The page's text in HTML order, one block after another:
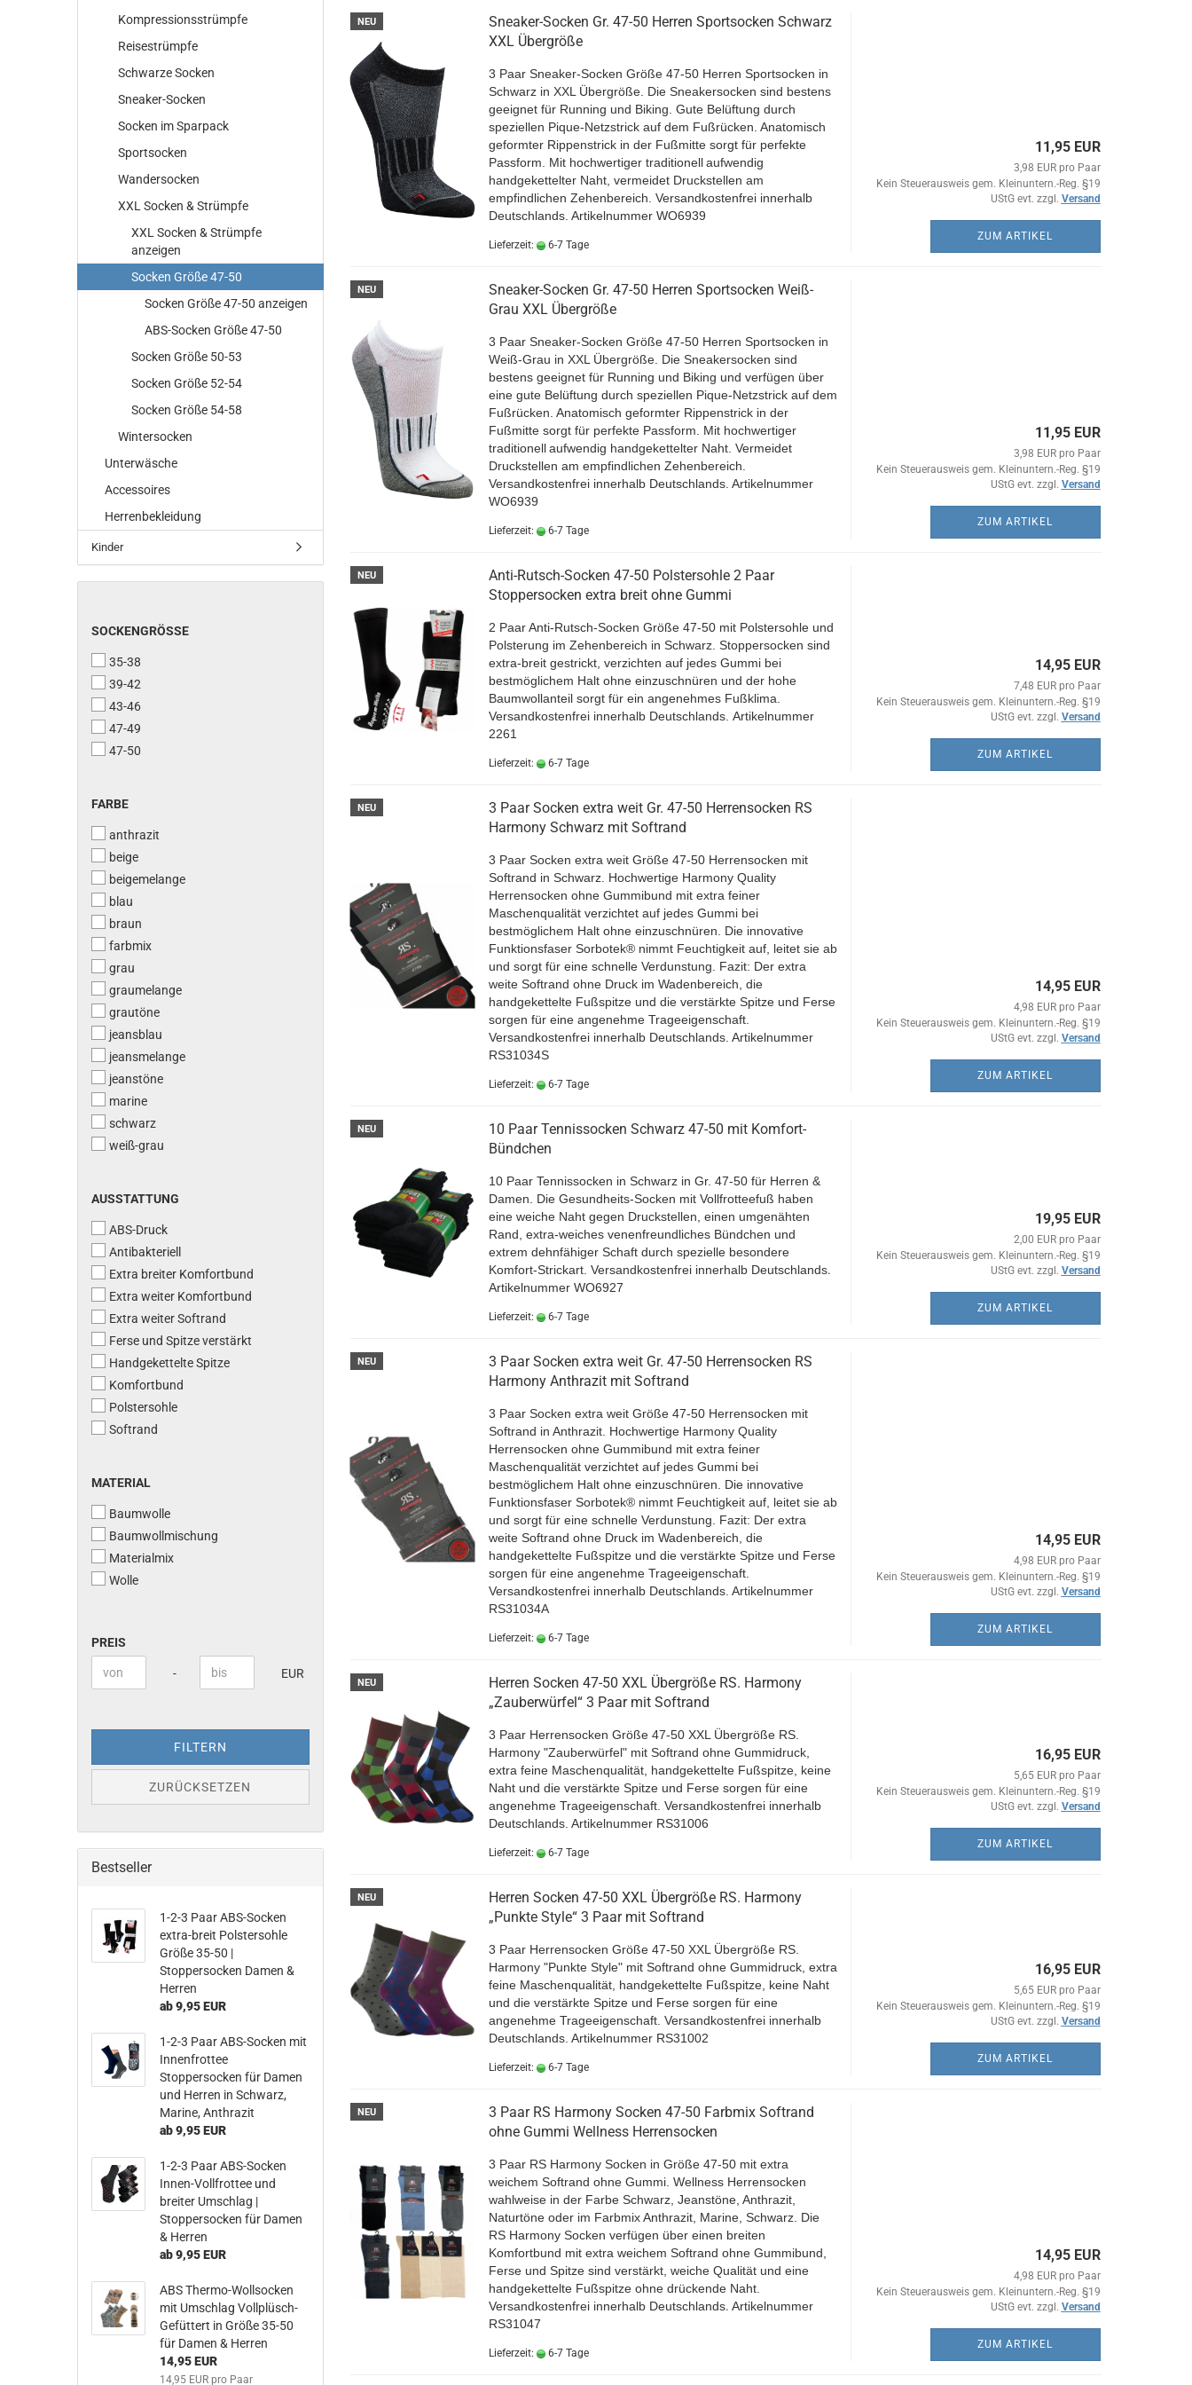
NEU
Sneaker-Socken Gr. 47-50 Herren Sportsocken Schwarz
XXL Übergröße
3 Paar Sneaker-Socken Größe 47-50 Herren Sportsocken in
Schwarz in XXL Übergröße. Die Sneakersocken sind bestens
geeignet für Running und Biking. Gute Belüftung durch
speziellen Pique-Netzstrick auf dem Fußrücken. Anatomisch
geformter Rippenstrick in der Fußmitte sorgt für perfekte
Passform. Mit hochwertiger traditionell aufwendig
handgekettelter Naht, vermeidet Druckstellen am
empfindlichen Zehenbereich. Versandkostenfrei innerhalb
Deutschlands. Artikelnummer WO6939
Lieferzeit: 6-7 Tage
11,95 EUR
3,98 EUR pro Paar
Kein Steuerausweis gem. Kleinuntern.-Reg. §19
UStG evt. zzgl. Versand
ZUM ARTIKEL
NEU
Sneaker-Socken Gr. 47-50 Herren Sportsocken Weiß-
Grau XXL Übergröße
3 Paar Sneaker-Socken Größe 47-50 Herren Sportsocken in
Weiß-Grau in XXL Übergröße. Die Sneakersocken sind
bestens geeignet für Running und Biking und verfügen über
eine gute Belüftung durch speziellen Pique-Netzstrick auf dem
Fußrücken. Anatomisch geformter Rippenstrick in der
Fußmitte sorgt für perfekte Passform. Mit hochwertiger
traditionell aufwendig handgekettelter Naht. Vermeidet
Druckstellen am empfindlichen Zehenbereich.
Versandkostenfrei innerhalb Deutschlands. Artikelnummer
WO6939
Lieferzeit: 6-7 Tage
11,95 EUR
3,98 EUR pro Paar
Kein Steuerausweis gem. Kleinuntern.-Reg. §19
UStG evt. zzgl. Versand
ZUM ARTIKEL
NEU
Anti-Rutsch-Socken 47-50 Polstersohle 2 Paar
Stoppersocken extra breit ohne Gummi
2 Paar Anti-Rutsch-Socken Größe 47-50 mit Polstersohle und
Polsterung im Zehenbereich in Schwarz. Stoppersocken sind
extra-breit gestrickt, verzichten auf jedes Gummi bei
bestmöglichem Halt ohne einzuschnüren und der hohe
Baumwollanteil sorgt für ein angenehmes Fußklima.
Versandkostenfrei innerhalb Deutschlands. Artikelnummer
2261
Lieferzeit: 6-7 Tage
14,95 EUR
7,48 EUR pro Paar
Kein Steuerausweis gem. Kleinuntern.-Reg. §19
UStG evt. zzgl. Versand
ZUM ARTIKEL
NEU
3 Paar Socken extra weit Gr. 47-50 Herrensocken RS
Harmony Schwarz mit Softrand
3 Paar Socken extra weit Größe 47-50 Herrensocken mit
Softrand in Schwarz. Hochwertige Harmony Quality
Herrensocken ohne Gummibund mit extra feiner
Maschenqualität verzichtet auf jedes Gummi bei
bestmöglichem Halt ohne einzuschnüren. Die innovative
Funktionsfaser Sorbotek® nimmt Feuchtigkeit auf, leitet sie ab
und sorgt für eine schnelle Verdunstung. Fazit: Der extra
weite Softrand ohne Druck im Wadenbereich, die
handgekettelte Fußspitze und die verstärkte Spitze und Ferse
sorgen für eine angenehme Trageeigenschaft.
Versandkostenfrei innerhalb Deutschlands. Artikelnummer
RS31034S
Lieferzeit: 6-7 Tage
14,95 EUR
4,98 EUR pro Paar
Kein Steuerausweis gem. Kleinuntern.-Reg. §19
UStG evt. zzgl. Versand
ZUM ARTIKEL
NEU
10 Paar Tennissocken Schwarz 47-50 mit Komfort-
Bündchen
10 Paar Tennissocken in Schwarz in Gr. 47-50 für Herren &
Damen. Die Gesundheits-Socken mit Vollfrotteefuß haben
eine weiche Naht gegen Druckstellen, einen umgenähten
Rand, extra-weiches venenfreundliches Bündchen und
extrem dehnfähiger Schaft durch spezielle besondere
Komfort-Strickart. Versandkostenfrei innerhalb Deutschlands.
Artikelnummer WO6927
Lieferzeit: 6-7 Tage
19,95 EUR
2,00 EUR pro Paar
Kein Steuerausweis gem. Kleinuntern.-Reg. §19
UStG evt. zzgl. Versand
ZUM ARTIKEL
NEU
3 Paar Socken extra weit Gr. 47-50 Herrensocken RS
Harmony Anthrazit mit Softrand
3 Paar Socken extra weit Größe 47-50 Herrensocken mit
Softrand in Anthrazit. Hochwertige Harmony Quality
Herrensocken ohne Gummibund mit extra feiner
Maschenqualität verzichtet auf jedes Gummi bei
bestmöglichem Halt ohne einzuschnüren. Die innovative
Funktionsfaser Sorbotek® nimmt Feuchtigkeit auf, leitet sie ab
und sorgt für eine schnelle Verdunstung. Fazit: Der extra
weite Softrand ohne Druck im Wadenbereich, die
handgekettelte Fußspitze und die verstärkte Spitze und Ferse
sorgen für eine angenehme Trageeigenschaft.
Versandkostenfrei innerhalb Deutschlands. Artikelnummer
RS31034A
Lieferzeit: 6-7 Tage
14,95 EUR
4,98 EUR pro Paar
Kein Steuerausweis gem. Kleinuntern.-Reg. §19
UStG evt. zzgl. Versand
ZUM ARTIKEL
NEU
Herren Socken 47-50 XXL Übergröße RS. Harmony
„Zauberwürfel“ 3 Paar mit Softrand
3 Paar Herrensocken Größe 47-50 XXL Übergröße RS.
Harmony "Zauberwürfel" mit Softrand ohne Gummidruck,
extra feine Maschenqualität, handgekettelte Fußspitze, keine
Naht und die verstärkte Spitze und Ferse sorgen für eine
angenehme Trageeigenschaft. Versandkostenfrei innerhalb
Deutschlands. Artikelnummer RS31006
Lieferzeit: 6-7 Tage
16,95 EUR
5,65 EUR pro Paar
Kein Steuerausweis gem. Kleinuntern.-Reg. §19
UStG evt. zzgl. Versand
ZUM ARTIKEL
NEU
Herren Socken 47-50 XXL Übergröße RS. Harmony
„Punkte Style“ 3 Paar mit Softrand
3 Paar Herrensocken Größe 47-50 XXL Übergröße RS.
Harmony "Punkte Style" mit Softrand ohne Gummidruck, extra
feine Maschenqualität, handgekettelte Fußspitze, keine Naht
und die verstärkte Spitze und Ferse sorgen für eine
angenehme Trageeigenschaft. Versandkostenfrei innerhalb
Deutschlands. Artikelnummer RS31002
Lieferzeit: 6-7 Tage
16,95 EUR
5,65 EUR pro Paar
Kein Steuerausweis gem. Kleinuntern.-Reg. §19
UStG evt. zzgl. Versand
ZUM ARTIKEL
NEU
3 Paar RS Harmony Socken 47-50 Farbmix Softrand
ohne Gummi Wellness Herrensocken
3 Paar RS Harmony Socken in Größe 47-50 mit extra
weichem Softrand ohne Gummi. Wellness Herrensocken
wahlweise in der Farbe Schwarz, Jeanstöne, Anthrazit,
Naturtöne oder im Farbmix Anthrazit, Marine, Schwarz. Die
RS Harmony Socken verfügen über einen breiten
Komfortbund mit extra weichem Softrand ohne Gummibund,
Ferse und Spitze sind verstärkt, weiche Qualität und eine
handgekettelte Fußspitze ohne drückende Naht.
Versandkostenfrei innerhalb Deutschlands. Artikelnummer
RS31047
Lieferzeit: 6-7 Tage
14,95 EUR
4,98 EUR pro Paar
Kein Steuerausweis gem. Kleinuntern.-Reg. §19
UStG evt. zzgl. Versand
ZUM ARTIKEL
Kompressionsstrümpfe
Reisestrümpfe
Schwarze Socken
Sneaker-Socken
Socken im Sparpack
Sportsocken
Wandersocken
XXL Socken & Strümpfe
XXL Socken & Strümpfe
anzeigen
Socken Größe 47-50
Socken Größe 47-50 anzeigen
ABS-Socken Größe 47-50
Socken Größe 50-53
Socken Größe 52-54
Socken Größe 54-58
Wintersocken
Unterwäsche
Accessoires
Herrenbekleidung
Kinder
SOCKENGRÖSSE
SOCKENGRÖSSE
35-38
39-42
43-46
47-49
47-50
FARBE
FARBE
anthrazit
beige
beigemelange
blau
braun
farbmix
grau
graumelange
grautöne
jeansblau
jeansmelange
jeanstöne
marine
schwarz
weiß-grau
AUSSTATTUNG
AUSSTATTUNG
ABS-Druck
Antibakteriell
Extra breiter Komfortbund
Extra weiter Komfortbund
Extra weiter Softrand
Ferse und Spitze verstärkt
Handgekettelte Spitze
Komfortbund
Polstersohle
Softrand
MATERIAL
MATERIAL
Baumwolle
Baumwollmischung
Materialmix
Wolle
PREIS
Preis bis - EUR
FILTERN
ZURÜCKSETZEN
Bestseller
1-2-3 Paar ABS-Socken
extra-breit Polstersohle
Größe 35-50 |
Stoppersocken Damen &
Herren
ab 9,95 EUR
1-2-3 Paar ABS-Socken mit
Innenfrottee
Stoppersocken für Damen
und Herren in Schwarz,
Marine, Anthrazit
ab 9,95 EUR
1-2-3 Paar ABS-Socken
Innen-Vollfrottee und
breiter Umschlag |
Stoppersocken für Damen
& Herren
ab 9,95 EUR
ABS Thermo-Wollsocken
mit Umschlag Vollplüsch-
Gefüttert in Größe 35-50
für Damen & Herren
14,95 EUR
14,95 EUR pro Paar